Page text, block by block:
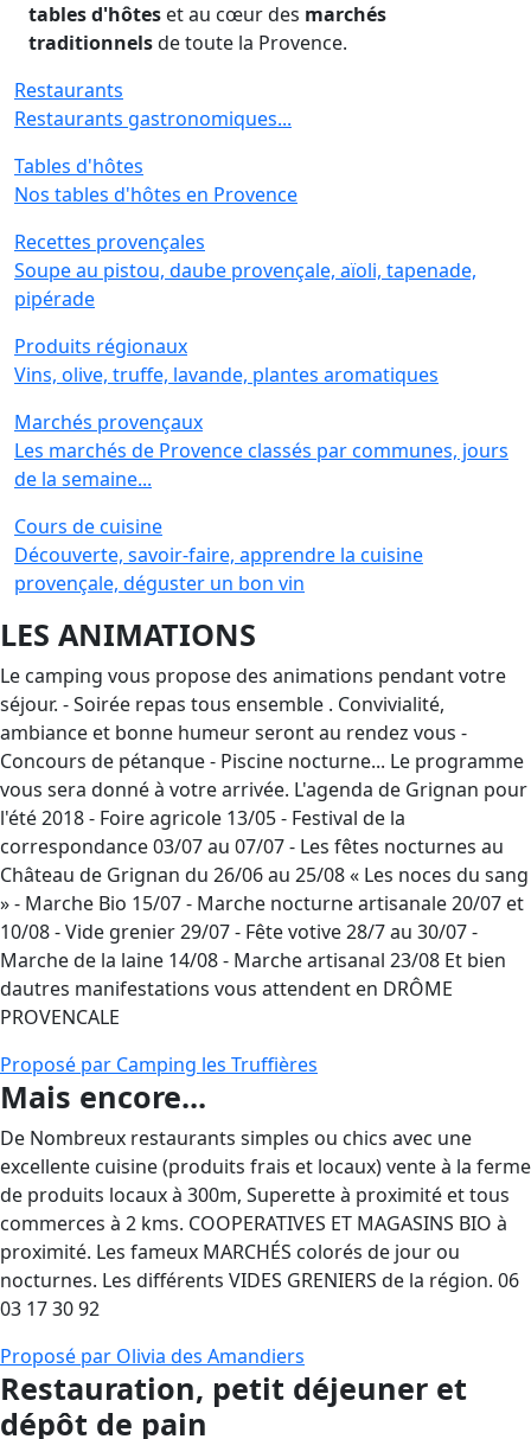
tables d'hôtes et au cœur des marchés
traditionnelsde toute la Provence.
Restaurants
Restaurants gastronomiques...
Tables d'hôtes
Nos tables d'hôtes en Provence
Recettes provençales
Soupe au pistou, daube provençale, aïoli, tapenade,
pipérade
Produits régionaux
Vins, olive, truffe, lavande, plantes aromatiques
Marchés provençaux
Les marchés de Provence classés par communes, jours
de la semaine...
Cours de cuisine
Découverte, savoir-faire, apprendre la cuisine
provençale, déguster un bon vin
LES ANIMATIONS
Le camping vous propose des animations pendant votre
séjour. - Soirée repas tous ensemble . Convivialité,
ambiance et bonne humeur seront au rendez vous -
Concours de pétanque - Piscine nocturne... Le programme
vous sera donné à votre arrivée. L'agenda de Grignan pour
l'été 2018 - Foire agricole 13/05 - Festival de la
correspondance 03/07 au 07/07 - Les fêtes nocturnes au
Château de Grignan du 26/06 au 25/08 « Les noces du sang
» - Marche Bio 15/07 - Marche nocturne artisanale 20/07 et
10/08 - Vide grenier 29/07 - Fête votive 28/7 au 30/07 -
Marche de la laine 14/08 - Marche artisanal 23/08 Et bien
dautres manifestations vous attendent en DRÔME
PROVENCALE
Proposé par Camping les Truffières
Mais encore...
De Nombreux restaurants simples ou chics avec une
excellente cuisine (produits frais et locaux) vente à la ferme
de produits locaux à 300m, Superette à proximité et tous
commerces à 2 kms. COOPERATIVES ET MAGASINS BIO à
proximité. Les fameux MARCHÉS colorés de jour ou
nocturnes. Les différents VIDES GRENIERS de la région. 06
03 17 30 92
Proposé par Olivia des Amandiers
Restauration, petit déjeuner et
dépôt de pain